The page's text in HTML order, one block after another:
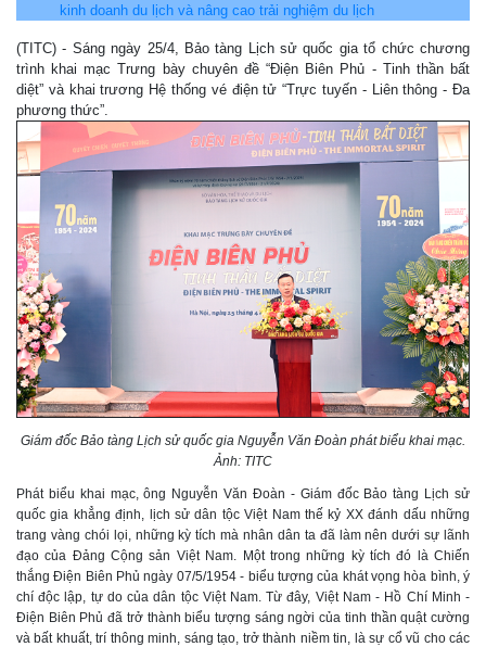
kinh doanh du lịch và nâng cao trải nghiệm du lịch
(TITC) - Sáng ngày 25/4, Bảo tàng Lịch sử quốc gia tổ chức chương
trình khai mạc Trưng bày chuyên đề “Điện Biên Phủ - Tinh thần bất
diệt” và khai trương Hệ thống vé điện tử “Trực tuyến - Liên thông - Đa
phương thức”.
Giám đốc Bảo tàng Lịch sử quốc gia Nguyễn Văn Đoàn phát biểu khai mạc.
Ảnh: TITC
Phát biểu khai mạc, ông Nguyễn Văn Đoàn - Giám đốc Bảo tàng Lịch sử
quốc gia khẳng định, lịch sử dân tộc Việt Nam thế kỷ XX đánh dấu những
trang vàng chói lọi, những kỳ tích mà nhân dân ta đã làm nên dưới sự lãnh
đạo của Đảng Cộng sản Việt Nam. Một trong những kỳ tích đó là Chiến
thắng Điện Biên Phủ ngày 07/5/1954 - biểu tượng của khát vọng hòa bình, ý
chí độc lập, tự do của dân tộc Việt Nam. Từ đây, Việt Nam - Hồ Chí Minh -
Điện Biên Phủ đã trở thành biểu tượng sáng ngời của tinh thần quật cường
và bất khuất, trí thông minh, sáng tạo, trở thành niềm tin, là sự cổ vũ cho các